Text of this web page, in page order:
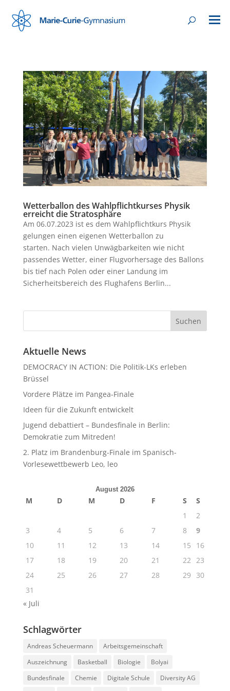
Wetterballon des Wahlpflichtkurses Physik
erreicht die Stratosphäre
Am 06.07.2023 ist es dem Wahlpflichtkurs Physik
gelungen einen eigenen Wetterballon zu
starten. Nach vielen Unwägbarkeiten wie nicht
passendes Wetter, einer Flugvorhersage des Ballons
bis tief nach Polen oder einer Landung im
Sicherheitsbereich des Flughafens Berlin...
Aktuelle News
DEMOCRACY IN ACTION: Die Politik-LKs erleben
Brüssel
Vordere Plätze im Pangea-Finale
Ideen für die Zukunft entwickelt
Jugend debattiert – Bundesfinale in Berlin:
Demokratie zum Mitreden!
2. Platz im Brandenburg-Finale im Spanisch-
Vorlesewettbewerb Leo, leo
August 2026
M D M D F S
S
1
2
3
4 5 6 7 8
9
10
11 12 13 14 15
16
17
18 19 20 21 22 23
24
25 26 27 28 29
30
31
« Juli
Schlagwörter
Andreas Scheuermann
Arbeitsgemeinschaft
Auszeichnung
Basketball Biologie
Bolyai
Bundesfinale
Chemie Digitale Schule
Diversity AG